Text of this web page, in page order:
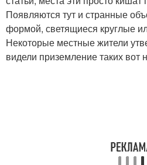
Появляются тут и странные
формой, светящиеся круглые
Некоторые местные жители
видели приземление таких вот